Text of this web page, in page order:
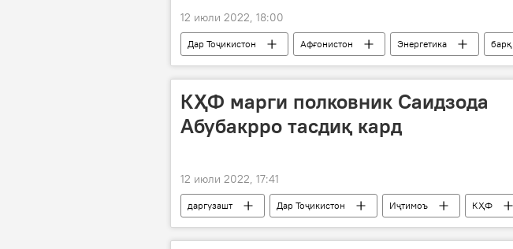
12 июли 2022, 18:00
Дар Тоҷикистон Афғонистон Энергетика барқ
КҲФ марги полковник Саидзода
Абубакрро тасдиқ кард
12 июли 2022, 17:41
даргузашт Дар Тоҷикистон Иҷтимоъ КҲФ